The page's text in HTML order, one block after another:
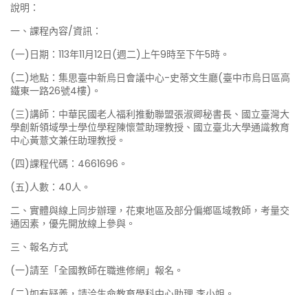
說明：
一、課程內容/資訊：
(一)日期：113年11月12日(週二)上午9時至下午5時。
(二)地點：集思臺中新烏日會議中心-史蒂文生廳(臺中市烏日區高
鐵東一路26號4樓)。
(三)講師：中華民國老人福利推動聯盟張淑卿秘書長、國立臺灣大
學創新領域學士學位學程陳懷萱助理教授、國立臺北大學通識教育
中心黃薏文兼任助理教授。
(四)課程代碼：4661696。
(五)人數：40人。
二、實體與線上同步辦理，花東地區及部分偏鄉區域教師，考量交
通因素，優先開放線上參與。
三、報名方式
(一)請至「全國教師在職進修網」報名。